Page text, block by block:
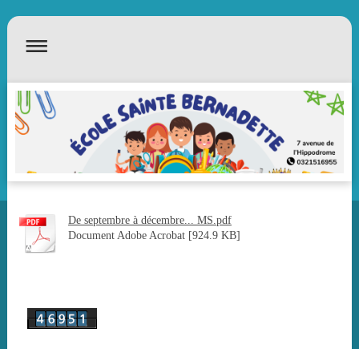
De septembre à décembre... MS.pdf
Document Adobe Acrobat [924.9 KB]